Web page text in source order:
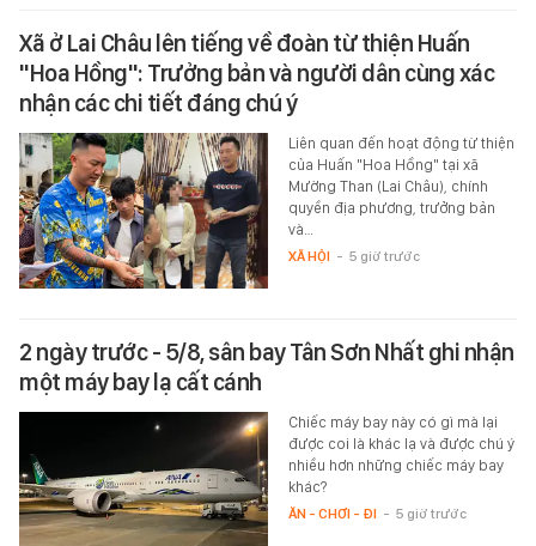
Xã ở Lai Châu lên tiếng về đoàn từ thiện Huấn
"Hoa Hồng": Trưởng bản và người dân cùng xác
nhận các chi tiết đáng chú ý
Liên quan đến hoạt động từ thiện
của Huấn "Hoa Hồng" tại xã
Mường Than (Lai Châu), chính
quyền địa phương, trưởng bản
và…
XÃ HỘI - 5 giờ trước
2 ngày trước - 5/8, sân bay Tân Sơn Nhất ghi nhận
một máy bay lạ cất cánh
Chiếc máy bay này có gì mà lại
được coi là khác lạ và được chú ý
nhiều hơn những chiếc máy bay
khác?
ĂN - CHƠI - ĐI - 5 giờ trước